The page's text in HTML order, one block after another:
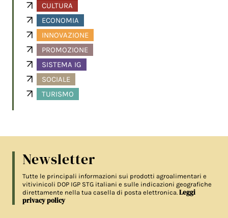
CULTURA
ECONOMIA
INNOVAZIONE
PROMOZIONE
SISTEMA IG
SOCIALE
TURISMO
Newsletter
Tutte le principali informazioni sui prodotti agroalimentari e
vitivinicoli DOP IGP STG italiani e sulle indicazioni geografiche
direttamente nella tua casella di posta elettronica.Leggi
privacy policy